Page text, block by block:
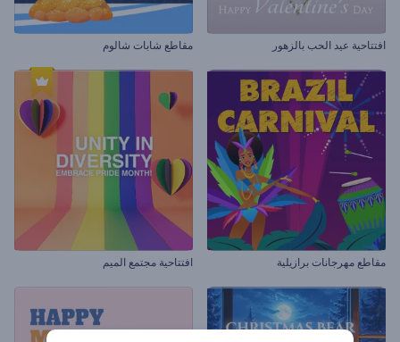
افتتاحية عيد الحب بالزهور مقاطع شابات شالوم
مقاطع مهرجانات برازيلية افتتاحية مجتمع الميم